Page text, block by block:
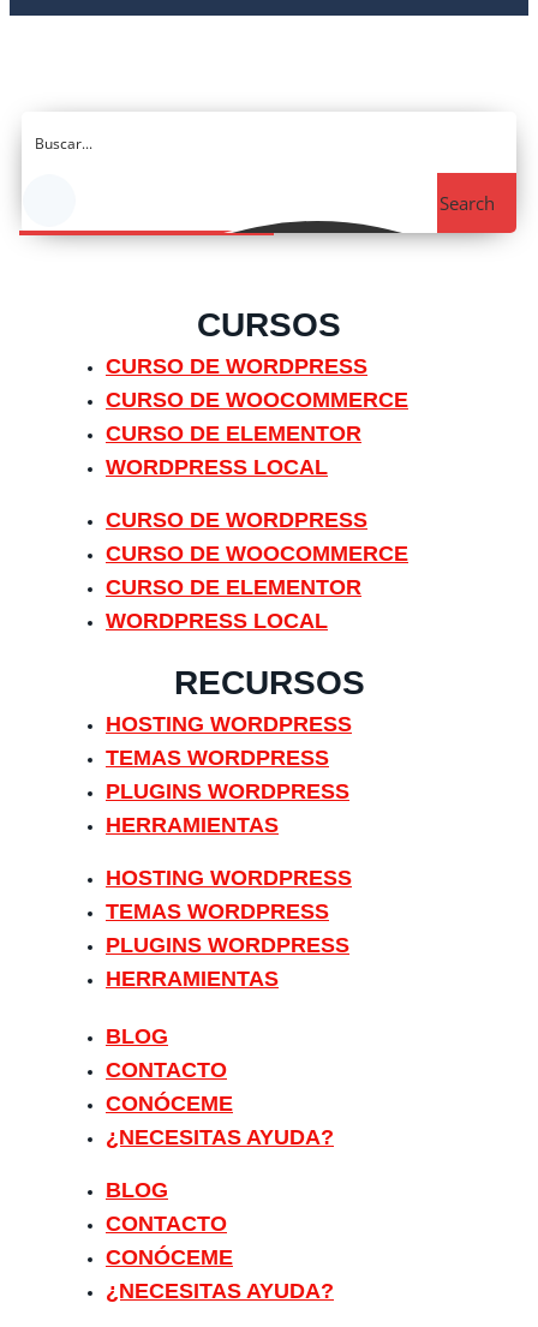
Search
CURSOS
CURSO DE WORDPRESS
CURSO DE WOOCOMMERCE
CURSO DE ELEMENTOR
WORDPRESS LOCAL
CURSO DE WORDPRESS
CURSO DE WOOCOMMERCE
CURSO DE ELEMENTOR
WORDPRESS LOCAL
RECURSOS
HOSTING WORDPRESS
TEMAS WORDPRESS
PLUGINS WORDPRESS
HERRAMIENTAS
HOSTING WORDPRESS
TEMAS WORDPRESS
PLUGINS WORDPRESS
HERRAMIENTAS
BLOG
CONTACTO
CONÓCEME
¿NECESITAS AYUDA?
BLOG
CONTACTO
CONÓCEME
¿NECESITAS AYUDA?